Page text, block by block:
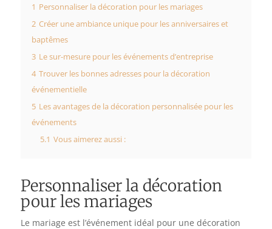
1 Personnaliser la décoration pour les mariages
2 Créer une ambiance unique pour les anniversaires et
baptêmes
3 Le sur-mesure pour les événements d’entreprise
4 Trouver les bonnes adresses pour la décoration
événementielle
5 Les avantages de la décoration personnalisée pour les
événements
5.1 Vous aimerez aussi :
Personnaliser la décoration
pour les mariages
Le mariage est l’événement idéal pour une décoration